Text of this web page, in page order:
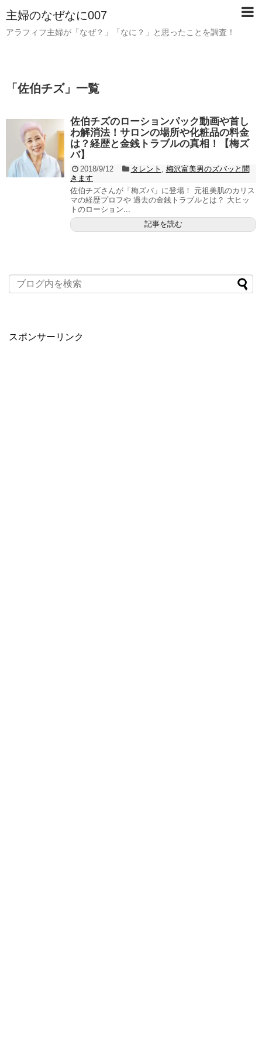
主婦のなぜなに007
アラフィフ主婦が「なぜ？」「なに？」と思ったことを調査！
「 佐伯チズ」 一覧
佐伯チズのローションパック動画や首し
わ解消法！サロンの場所や化粧品の料金
は？経歴と金銭トラブルの真相！【梅ズ
バ】
2018/9/12 タレント
梅沢富美男のズバッと聞
きます
佐伯チズさんが「梅ズバ」に登場！ 元祖美肌のカリス
マの経歴プロフや 過去の金銭トラブルとは？ 大ヒッ
トのローション...
記事を読む
スポンサーリンク